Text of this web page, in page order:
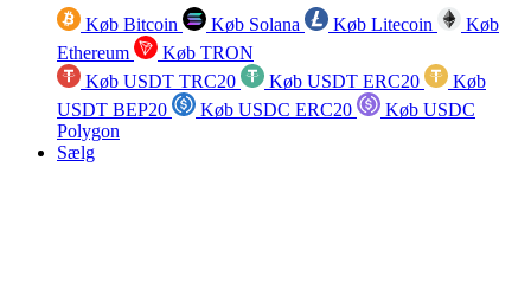
Køb Bitcoin Køb Solana Køb Litecoin
Køb
Ethereum
Køb TRON
Køb USDT TRC20
Køb USDT ERC20
Køb
USDT BEP20
Køb USDC ERC20
Køb USDC
Polygon
Sælg